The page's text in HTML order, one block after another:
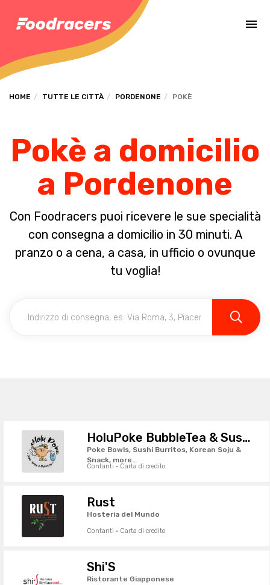
HOME TUTTE LE CITTÀ PORDENONE POKÈ
Pokè a domicilio
a Pordenone
Con Foodracers puoi ricevere le sue specialità
con consegna a domicilio in 30 minuti. A
pranzo o a cena, a casa, in ufficio o ovunque
tu voglia!
HoluPoke BubbleTea & SushiBurritos
Poke Bowls, Sushi Burritos, Korean Soju &
Snack, more…
Contanti · Carta di credito
Rust
Hosteria del Mundo
Contanti · Carta di credito
Shi'S
Ristorante Giapponese